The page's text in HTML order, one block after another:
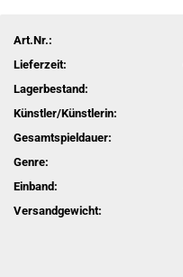
Art.Nr.:
Lieferzeit:
Lagerbestand:
Künstler/Künstlerin:
Gesamtspieldauer:
Genre:
Einband:
Versandgewicht: